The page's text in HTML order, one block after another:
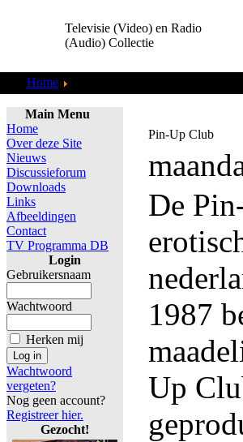
Televisie (Video) en Radio
(Audio) Collectie
Home
Main Menu
Home
Over deze Site
Nieuws
Discussieforum
Downloads
Links
Afbeeldingen
Contact
TV Programma DB
Login
Gebruikersnaam
Wachtwoord
Herken mij
Wachtwoord
vergeten?
Nog geen account?
Registreer hier.
Gezocht!
Pin-Up Club
De
1987
Up